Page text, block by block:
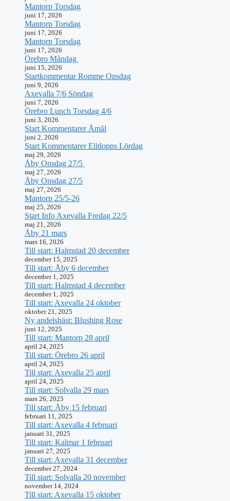
Mantorp Torsdag
juni 17, 2026
Mantorp Torsdag
juni 17, 2026
Mantorp Torsdag
juni 17, 2026
Örebro Måndag
juni 15, 2026
Startkommentar Romme Onsdag
juni 9, 2026
Axevalla 7/6 Söndag
juni 7, 2026
Örebro Lunch Torsdag 4/6
juni 3, 2026
Start Kommentarer Åmål
juni 2, 2026
Start Kommentarer Elitlopps Lördag
maj 29, 2026
Åby Onsdag 27/5
maj 27, 2026
Åby Onsdag 27/5
maj 27, 2026
Mantorp 25/5-26
maj 25, 2026
Start Info Axevalla Fredag 22/5
maj 21, 2026
Åby 21 mars
mars 16, 2026
Till start: Halmstad 20 december
december 15, 2025
Till start: Åby 6 december
december 1, 2025
Till start: Halmstad 4 december
december 1, 2025
Till start: Axevalla 24 oktober
oktober 21, 2025
Ny andelshäst: Blushing Rose
juni 12, 2025
Till start: Mantorp 28 april
april 24, 2025
Till start: Örebro 26 april
april 24, 2025
Till start: Axevalla 25 april
april 24, 2025
Till start: Solvalla 29 mars
mars 26, 2025
Till start: Åby 15 februari
februari 11, 2025
Till start: Axevalla 4 februari
januari 31, 2025
Till start: Kalmar 1 februari
januari 27, 2025
Till start: Axevalla 31 december
december 27, 2024
Till start: Solvalla 20 november
november 14, 2024
Till start: Axevalla 15 oktober